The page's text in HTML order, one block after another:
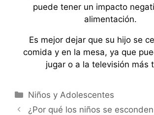
puede tener un impacto
alimentación.
Es mejor dejar que su hijo se
comida y en la mesa, ya que
jugar o a la televisión más
Categorías
Niños y Adolescentes
¿Por qué los niños se